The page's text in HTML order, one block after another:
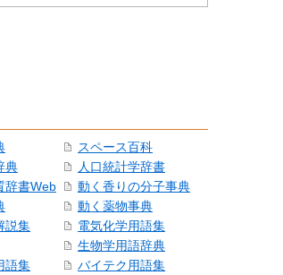
典
辞書Web
説集
語集
スペース百科
人口統計学辞書
動く香りの分子事典
動く薬物事典
電気化学用語集
生物学用語辞典
バイテク用語集